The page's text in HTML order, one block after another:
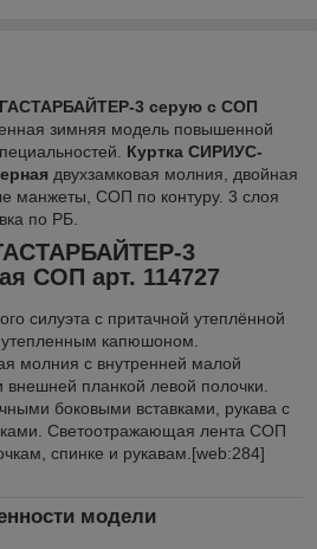
3 серую с СОП
зимняя модель повышенной
Куртка СИРИУС-
двухзамковая молния, двойная
манжеты, СОП по контуру. 3 слоя
по РБ.
3
СОП арт. 114727
силуэта с притачной утеплённой
капюшоном.
молния с внутренней малой
внешней планкой левой полочки.
боковыми вставками, рукава с
Светоотражающая лента СОП
спинке и рукавам.[web:284]
модели